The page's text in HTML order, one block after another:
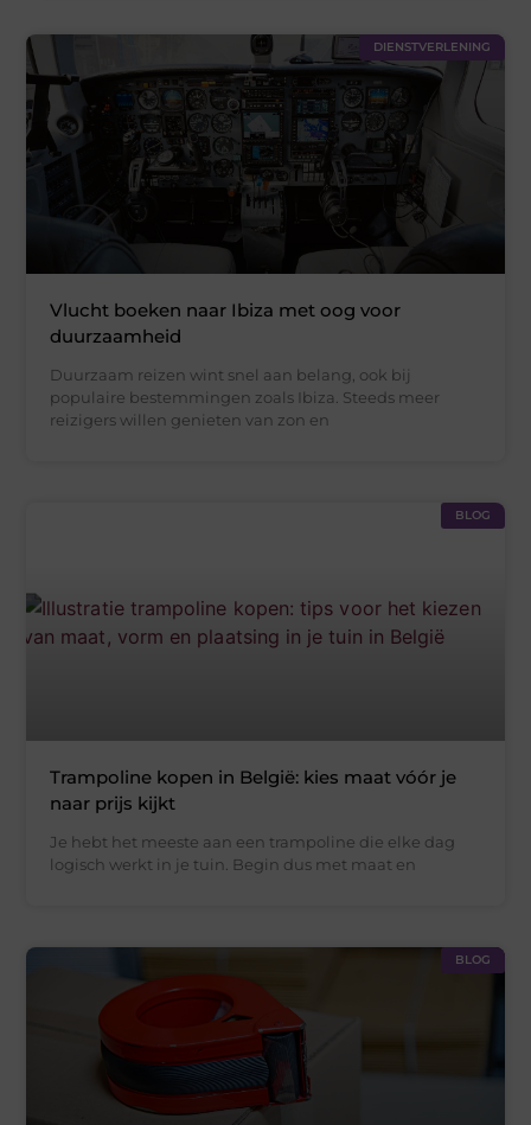
DIENSTVERLENING
Vlucht boeken naar Ibiza met oog voor
duurzaamheid
Duurzaam reizen wint snel aan belang, ook bij
populaire bestemmingen zoals Ibiza. Steeds meer
reizigers willen genieten van zon en
BLOG
Trampoline kopen in België: kies maat vóór je
naar prijs kijkt
Je hebt het meeste aan een trampoline die elke dag
logisch werkt in je tuin. Begin dus met maat en
BLOG